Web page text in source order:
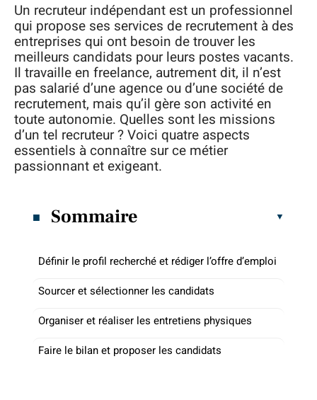
Un recruteur indépendant est un professionnel
qui propose ses services de recrutement à des
entreprises qui ont besoin de trouver les
meilleurs candidats pour leurs postes vacants.
Il travaille en freelance, autrement dit, il n’est
pas salarié d’une agence ou d’une société de
recrutement, mais qu’il gère son activité en
toute autonomie. Quelles sont les missions
d’un tel recruteur ? Voici quatre aspects
essentiels à connaître sur ce métier
passionnant et exigeant.
Sommaire
Définir le profil recherché et rédiger l’offre d’emploi
Sourcer et sélectionner les candidats
Organiser et réaliser les entretiens physiques
Faire le bilan et proposer les candidats